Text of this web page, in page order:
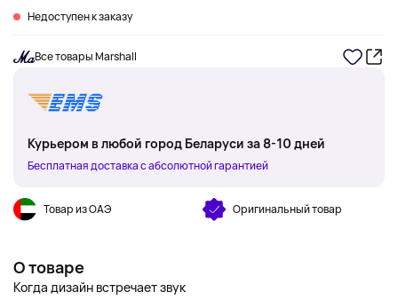
Недоступен к заказу
Все товары Marshall
Курьером в любой город Беларуси за 8-10 дней
Бесплатная доставка с абсолютной гарантией
Товар из ОАЭ Оригинальный товар
О товаре
Когда дизайн встречает звук